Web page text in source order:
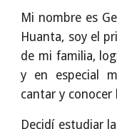
Mi nombre es
Huanta, soy el
de mi familia,
y en especial
cantar y conocer
Decidí estudiar